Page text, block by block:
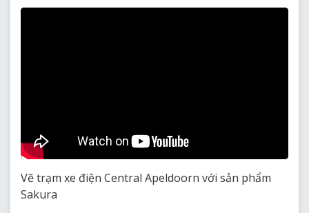
Vẽ trạm xe điện Central Apeldoorn với sản phẩm
Sakura